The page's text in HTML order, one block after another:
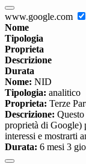
www.google.com
Nome
Tipologia
Proprieta
Descrizione
Durata
Nome: NID
Tipologia: analitico
Proprieta: Terze
Descrizione:
proprietà di Google)
interessi e mostrarti
Durata: 6 mesi 3